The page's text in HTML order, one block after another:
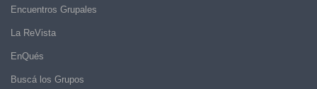
Encuentros Grupales
La ReVista
EnQués
Buscá los Grupos